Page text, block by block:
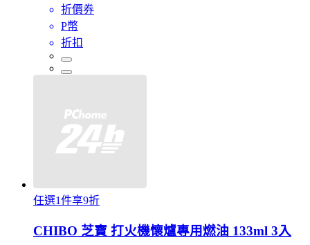
折價券
P幣
折扣
任選1件享9折
CHIBO 芝寶 打火機懷爐專用燃油 133ml 3入